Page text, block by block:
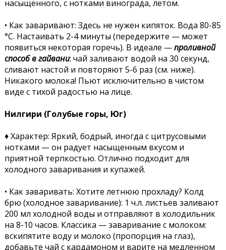
насыщенного, с нотками винограда, летом.
• Как заваривают: Здесь не нужен кипяток. Вода 80-85
°C. Настаивать 2-4 минуты (передержите — может
появиться некоторая горечь). В идеале —проливной
способ в гайвани: чай заливают водой на 30 секунд,
сливают настой и повторяют 5-6 раз (см. ниже).
Никакого молока! Пьют исключительно в чистом
виде с тихой радостью на лице.
Нилгири (Голубые горы, Юг)
♦ Характер: Яркий, бодрый, иногда с цитрусовыми
нотками — он радует насыщенным вкусом и
приятной терпкостью. Отлично подходит для
холодного заваривания и купажей.
• Как заваривать: Хотите летнюю прохладу? Колд
брю (холодное заваривание): 1 ч.л. листьев заливают
200 мл холодной воды и отправляют в холодильник
на 8-10 часов. Классика — заваривание с молоком:
вскипятите воду и молоко (пропорция на глаз),
добавьте чай с кардамоном и варите на медленном